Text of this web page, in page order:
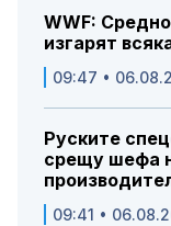
WWF:
изгарят
09:47 •
Руските
срещу шефа
09:41 •